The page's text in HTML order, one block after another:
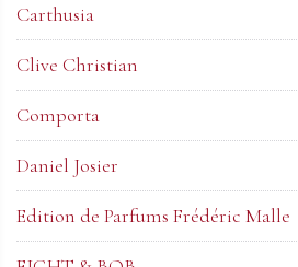
Carthusia
Clive Christian
Comporta
Daniel Josier
Edition de Parfums Frédéric Malle